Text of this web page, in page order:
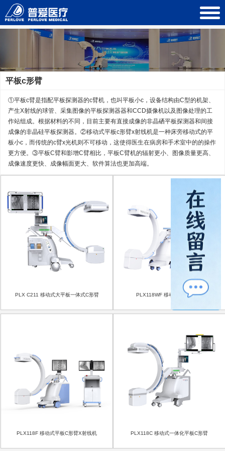
平板c形臂
①平板c臂是指配平板探测器的c臂机，也叫平板小c，设备结构由C型的机架、
产生X射线的球管、采集图像的平板探测器器和CCD摄像机以及图像处理的工
作站组成。根据材料的不同，目前主要有直接成像的非晶硒平板探测器和间接
成像的非晶硅平板探测器。②移动式平板c形臂x射线机是一种床旁移动式的平
板小c，而传统的c臂x光机则不可移动，这使得医生在病房和手术室中的的操作
更方便。③平板C臂和影增C臂相比，平板C臂机的辐射更小、图像质量更高、
成像速度更快、成像幅面更大、软件算法也更加高端。
PLX C211 移动式大平板一体式C形臂 PLX118WF 移动式平板C形臂
PLX118F 移动式平板C形臂X射线机 PLX118C 移动式一体化平板C形臂